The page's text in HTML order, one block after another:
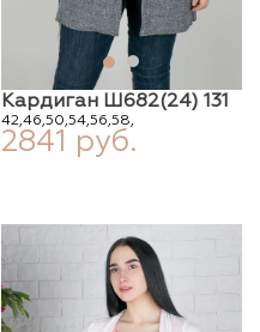
Кардиган Ш682(24) 131
42,46,50,54,56,58,
2841 руб.